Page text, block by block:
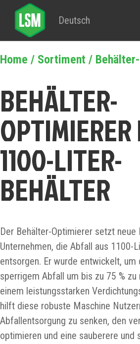
Deutsch
Home / Sortiment /
BEHÄLTER-
OPTIMIERER
1100-LITER-
BEHÄLTER
Der Behälter-Optimierer setzt
Unternehmen, die Abfall aus 1100-
entsorgen. Er wurde entwickelt, um
sperrigem Abfall um bis zu 75 %
einem leistungsstarken
hilft diese robuste Maschine
Abfallentsorgung zu senken, den
optimieren und eine sauberere und